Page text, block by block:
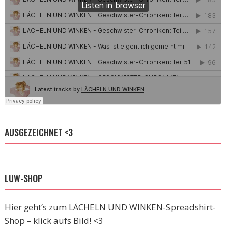
AUSGEZEICHNET <3
LUW-SHOP
Hier geht’s zum LÄCHELN UND WINKEN-Spreadshirt-
Shop – klick aufs Bild! <3